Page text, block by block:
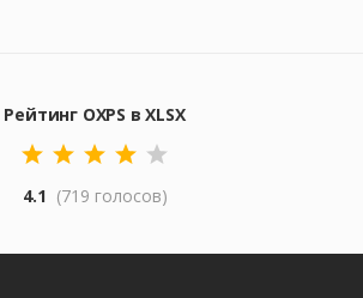
Рейтинг OXPS в XLSX
4.1 (719 голосов)